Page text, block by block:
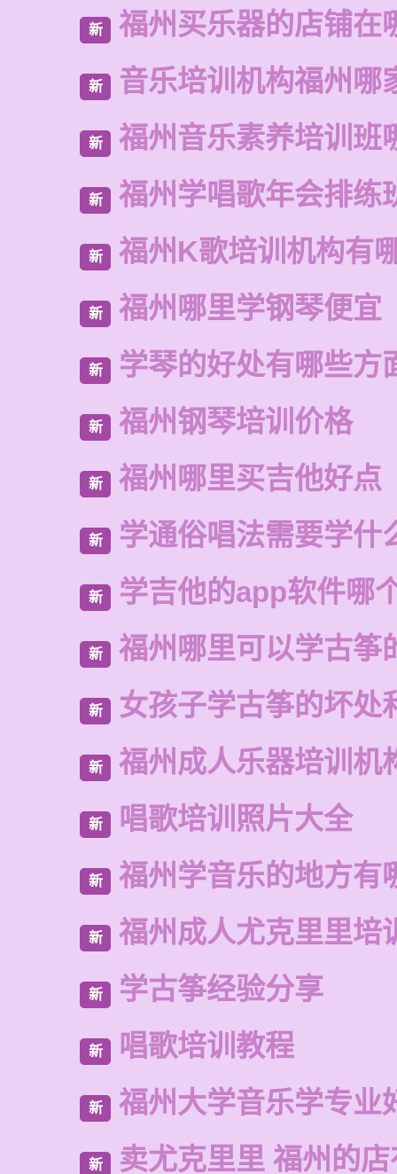
新 福州买乐器的店铺在
新 音乐培训机构福州哪
新 福州音乐素养培训班
新 福州学唱歌年会排练
新 福州K歌培训机构有
新 福州哪里学钢琴便宜
新 学琴的好处有哪些方
新 福州钢琴培训价格
新 福州哪里买吉他好点
新 学通俗唱法需要学什
新 学吉他的app软件哪
新 福州哪里可以学古筝
新 女孩子学古筝的坏处
新 福州成人乐器培训机
新 唱歌培训照片大全
新 福州学音乐的地方有
新 福州成人尤克里里培
新 学古筝经验分享
新 唱歌培训教程
新 福州大学音乐学专业
新 卖尤克里里 福州的